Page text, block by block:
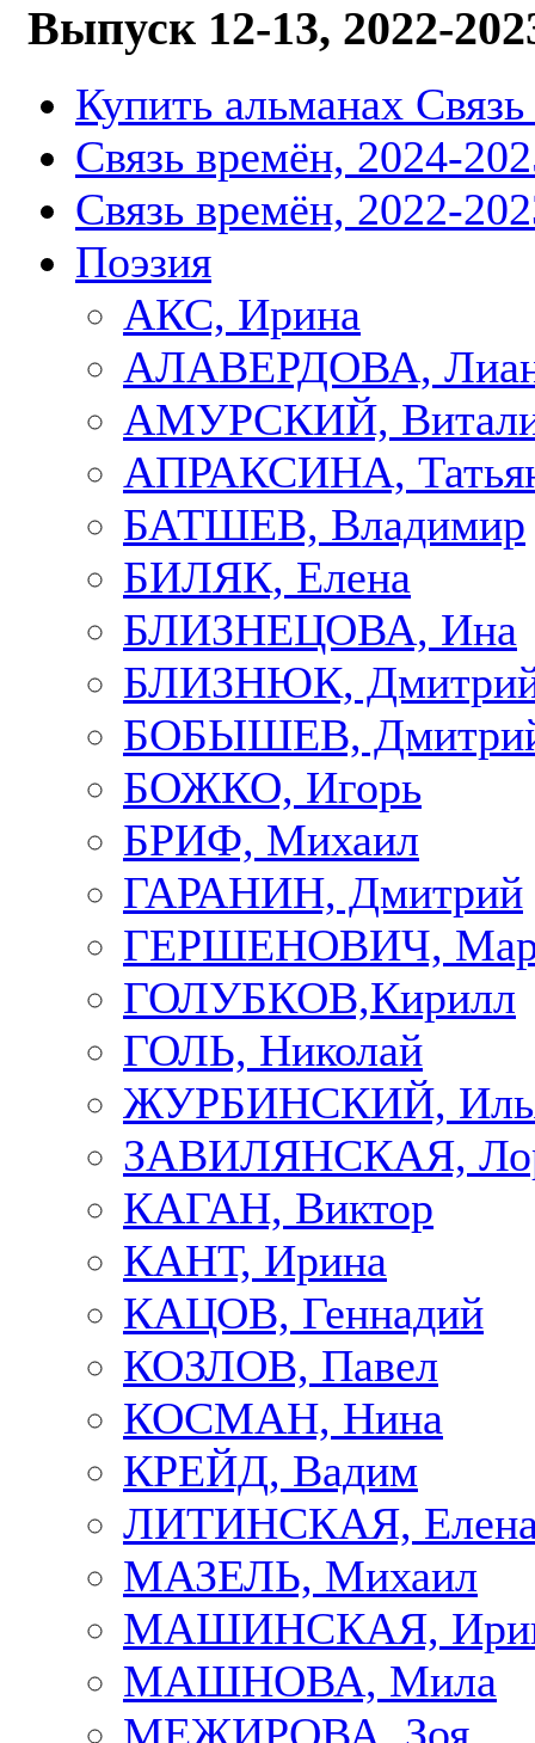
Выпуск 12-13, 2022-
Купить альманах
Связь времён, 2024-
Связь времён, 2022-
Поэзия
АКС, Ирина
АЛАВЕРДОВА,
АМУРСКИЙ,
АПРАКСИНА,
БАТШЕВ, Владимир
БИЛЯК, Елена
БЛИЗНЕЦОВА, Ина
БЛИЗНЮК,
БОБЫШЕВ,
БОЖКО, Игорь
БРИФ, Михаил
ГАРАНИН, Дмитрий
ГЕРШЕНОВИЧ,
ГОЛУБКОВ,Кирилл
ГОЛЬ, Николай
ЖУРБИНСКИЙ,
ЗАВИЛЯНСКАЯ,
КАГАН, Виктор
КАНТ, Ирина
КАЦОВ, Геннадий
КОЗЛОВ, Павел
КОСМАН, Нина
КРЕЙД, Вадим
ЛИТИНСКАЯ,
МАЗЕЛЬ, Михаил
МАШИНСКАЯ,
МАШНОВА, Мила